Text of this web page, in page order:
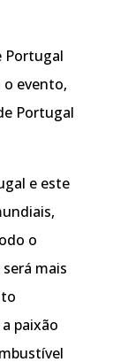
Portugal
o evento,
Portugal
e este
o
mais
paixão